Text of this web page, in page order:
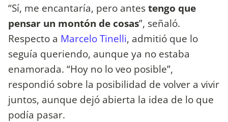
“Sí, me encantaría, pero antestengo que
pensar un montón de cosas”, señaló.
Respecto a Marcelo Tinelli, admitió que lo
seguía queriendo, aunque ya no estaba
enamorada. “Hoy no lo veo posible”,
respondió sobre la posibilidad de volver a vivir
juntos, aunque dejó abierta la idea de lo que
podía pasar.